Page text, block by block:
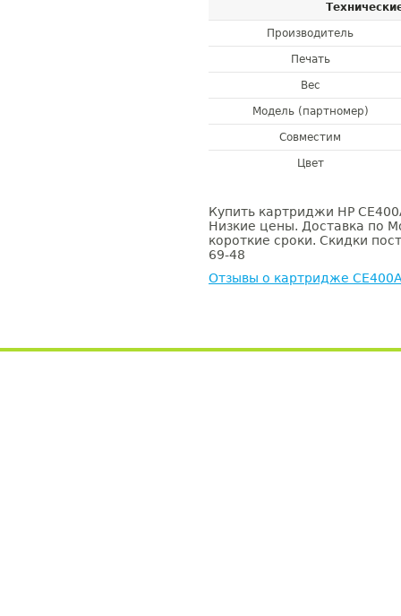
Производитель
Печать
Вес
Модель (партномер)
Совместим
Цвет
Купить картриджи HP
Низкие цены. Доставка по
короткие сроки. Скидки
69-48
Отзывы о картридже